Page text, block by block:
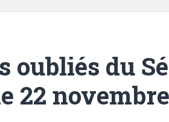
oubliés du
22 novembre